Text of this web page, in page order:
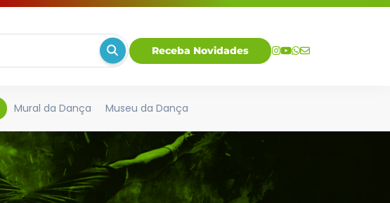
Receba Novidades
Mural da Dança Museu da Dança